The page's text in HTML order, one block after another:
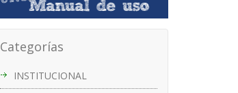
Categorías
INSTITUCIONAL